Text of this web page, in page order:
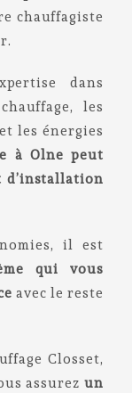
chauffagiste
dans
les
les énergies
à Olne peut
d’installation
il est
qui vous
avec le reste
Closset,
assurez un